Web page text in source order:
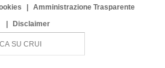
Amministrazione Trasparente
Disclaimer